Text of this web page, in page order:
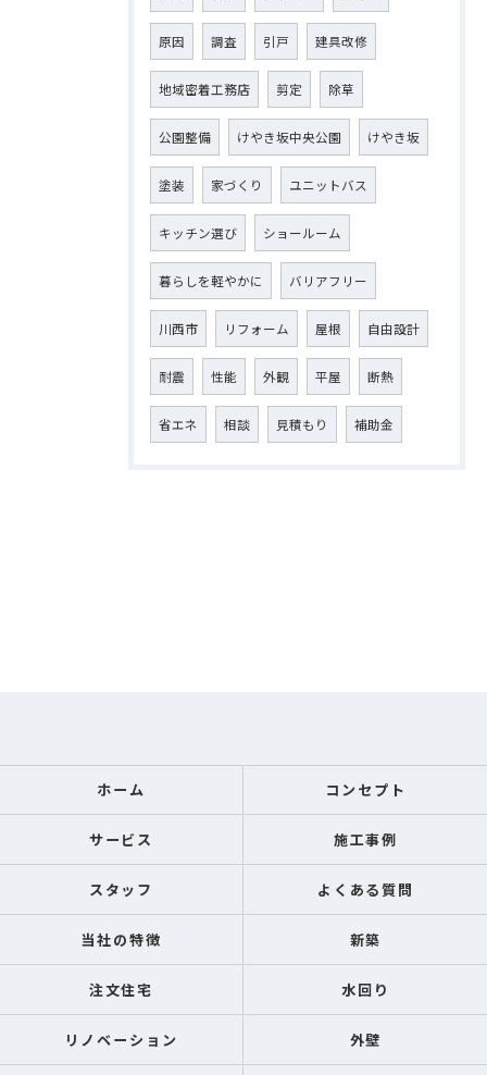
原因 調査 引戸 建具改修
地域密着工務店 剪定 除草
公園整備 けやき坂中央公園 けやき坂
塗装 家づくり ユニットバス
キッチン選び ショールーム
暮らしを軽やかに バリアフリー
川西市 リフォーム 屋根 自由設計
耐震 性能 外観 平屋 断熱
省エネ 相談 見積もり 補助金
ホーム コンセプト
サービス 施工事例
スタッフ よくある質問
当社の特徴 新築
注文住宅 水回り
リノベーション 外壁